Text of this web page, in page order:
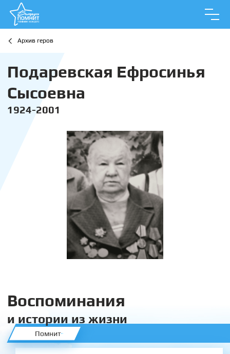
Архив геров
Подаревская Ефросинья
Сысоевна
1924-2001
Воспоминания
и истории из жизни
Помнит